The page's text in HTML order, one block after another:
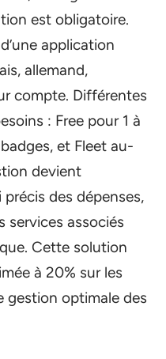
est obligatoire.
application
allemand,
compte. Différentes
: Free pour 1 à
et Fleet au-
devient
des dépenses,
services associés
Cette solution
à 20% sur les
gestion optimale des